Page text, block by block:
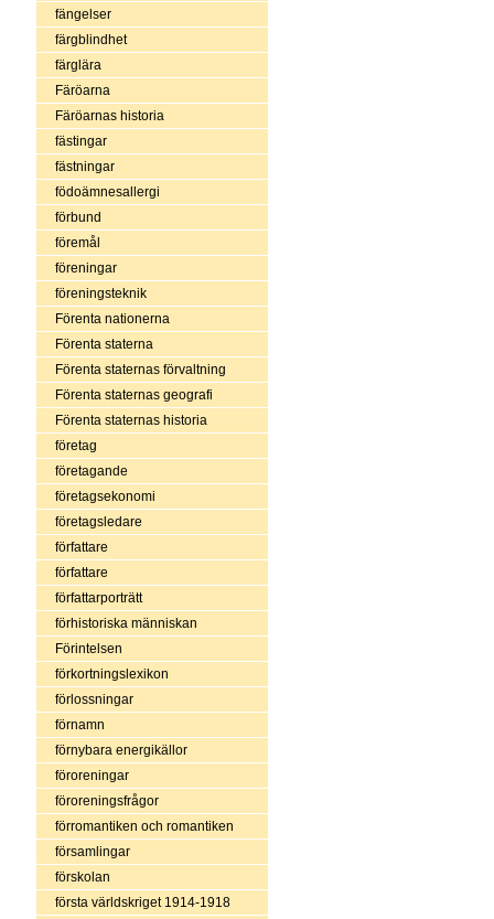
fängelser
färgblindhet
färglära
Färöarna
Färöarnas historia
fästingar
fästningar
födoämnesallergi
förbund
föremål
föreningar
föreningsteknik
Förenta nationerna
Förenta staterna
Förenta staternas förvaltning
Förenta staternas geografi
Förenta staternas historia
företag
företagande
företagsekonomi
företagsledare
författare
författare
författarporträtt
förhistoriska människan
Förintelsen
förkortningslexikon
förlossningar
förnamn
förnybara energikällor
föroreningar
föroreningsfrågor
förromantiken och romantiken
församlingar
förskolan
första världskriget 1914-1918